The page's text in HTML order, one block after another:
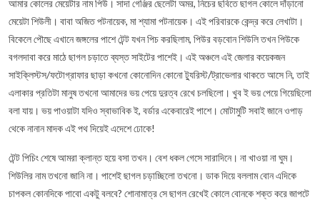
আমার কোলের মেয়েটার নাম পিউ। সাদা গেঞ্জির ছেলেটা অমর, নিচের ছবিতে ছাগল কোলে দাঁড়ানো
মেয়েটা শিউলী। বাবা অজিত পটনায়েক, মা শ্যামা পটনায়েক। এই পরিবারকে কেন্দ্র করে লেখাটা।
বিকেলে পৌছে এখানে জঙ্গলের পাশে টেন্ট যখন পিচ করছিলাম, পিউর বড়বোন শিউলি তখন পিউকে
বগলদাবা করে মাঠে ছাগল চড়াতে ব্যস্ত সাইটের পাশেই। এই অঞ্চলে এই জেলার কয়েকজন
সাইক্লিস্টস/ফটোগ্রাফার ছাড়া কখনো কোনোদিন কোনো ট্যুরিস্ট/ট্রাভেলার থাকতে আসে নি, তাই
এলাকার প্রতিটা মানুষ তখনো আমাদের ভয় পেয়ে দুরত্ব রেখে চলছিলো। খুব ই ভয় পেয়ে গিয়েছিলো
বলা যায়। ভয় পাওয়াটা যদিও স্বাভাবিক ই, বর্ডার একেবারেই পাশে। মোটামুটি সবাই জানে ওপাড়
থেকে নানান মাদক এই পথ দিয়েই এদেশে ঢোকে!
টেন্ট পিচিং শেষে আমরা ক্লান্ত হয়ে বসা তখন। বেশ ধকল গেসে সারাদিনে। না খাওয়া না ঘুম।
শিউলির নাম তখনো জানি না। পাশেই ছাগল চড়াচ্ছিলো তখনো। ডাক দিয়ে বললাম বোন এদিকে
চাপকল কোনদিকে পাবো একটু বলবে? শোনামাত্র সে ছাগল রেখেই কোলে বোনকে শক্ত করে জাপটে